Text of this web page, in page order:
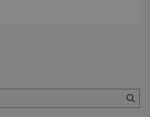
se Poděbrady